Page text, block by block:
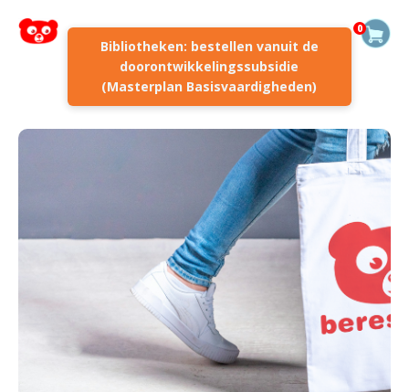
Bibliotheken: bestellen vanuit de
doorontwikkelingssubsidie
(Masterplan Basisvaardigheden)
0